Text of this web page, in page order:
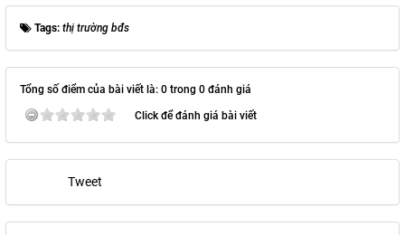
Tags: thị trường bđs
Tổng số điểm của bài viết là: 0 trong 0 đánh giá
Click để đánh giá bài viết
Tweet